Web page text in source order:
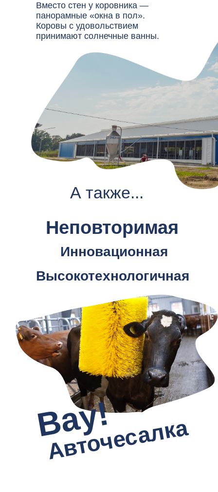
Вместо стен у коровника —
панорамные «окна в пол».
Коровы с удовольствием
принимают солнечные ванны.
А также...
Неповторимая
Инновационная
Высокотехнологичная
Авточесалка
Вау!